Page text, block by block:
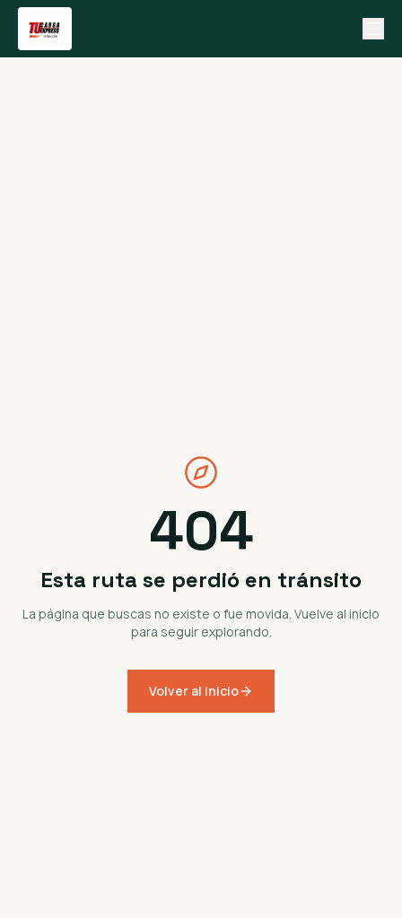
404
Esta ruta se perdió en tránsito
La página que buscas no existe o fue movida. Vuelve al inicio
para seguir explorando.
Volver al inicio